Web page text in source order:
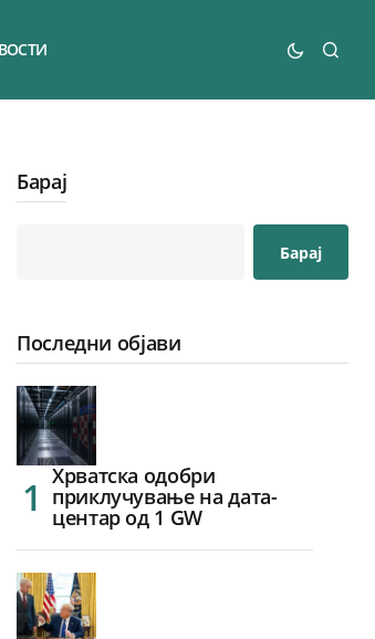
Барај
Барај
Последни објави
Хрватска одобри
приклучување на дата-
центар од 1 GW